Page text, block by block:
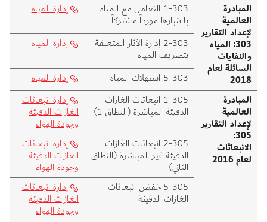
المبادرة
العالمية
لإعداد التقارير
303: المياه
والنفايات
السائلة لعام
2018
303‑1 التعامل مع المياه
باعتبارها مورداً مشتركاً
إدارة المياه
303‑2 إدارة الآثار المتعلقة
بتصريف المياه
إدارة المياه
303‑5 استهلاك المياه
إدارة المياه
المبادرة
العالمية
لإعداد التقارير
305:
الانبعاثات
لعام 2016
305‑1 انبعاثات الغازات
الدفيئة المباشرة (النطاق 1)
إدارة انبعاثات
الغازات الدفيئة
وجودة الهواء
305‑2 انبعاثات الغازات
الدفيئة غير المباشرة (النطاق
الثاني)
إدارة انبعاثات
الغازات الدفيئة
وجودة الهواء
305‑5 خفض انبعاثات
الغازات الدفيئة
إدارة انبعاثات
الغازات الدفيئة
وجودة الهواء